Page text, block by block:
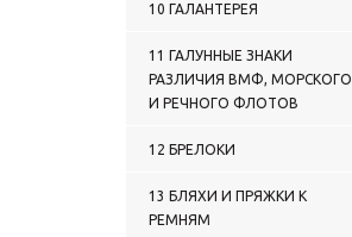
10 ГАЛАНТЕРЕЯ
11 ГАЛУННЫЕ ЗНАКИ
РАЗЛИЧИЯ ВМФ, МОРСКОГО
И РЕЧНОГО ФЛОТОВ
12 БРЕЛОКИ
13 БЛЯХИ И ПРЯЖКИ К
РЕМНЯМ